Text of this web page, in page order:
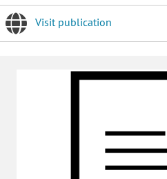
Visit publication